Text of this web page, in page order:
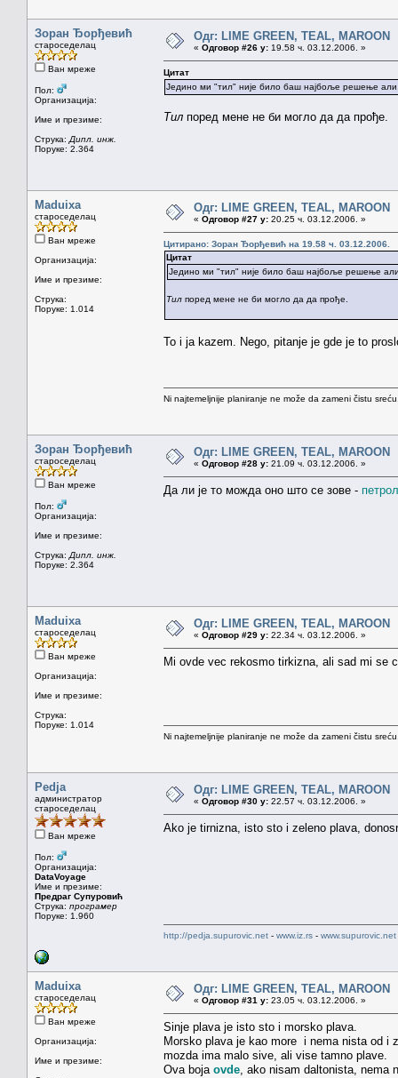
Зоран Ђорђевић
староседелац
Ван мреже
Пол:
Организација:
Име и презиме:
Струка: Дипл. инж.
Поруке: 2.364
Одг: LIME GREEN, TEAL, MAROON
« Одговор #26 у: 19.58 ч. 03.12.2006. »
Цитат
Једино ми "тил" није било баш најбоље решење
Тил поред мене не би могло да да прође.
Maduixa
староседелац
Ван мреже
Организација:
Име и презиме:
Струка:
Поруке: 1.014
Одг: LIME GREEN, TEAL, MAROON
« Одговор #27 у: 20.25 ч. 03.12.2006. »
Цитирано: Зоран Ђорђевић на 19.58 ч. 03.12.2006.
Цитат
Једино ми "тил" није било баш најбоље решење
Тил поред мене не би могло да да прође.
To i ja kazem. Nego, pitanje je gde je to
Ni najtemeljnije planiranje ne može da zameni čistu
Зоран Ђорђевић
староседелац
Ван мреже
Пол:
Организација:
Име и презиме:
Струка: Дипл. инж.
Поруке: 2.364
Одг: LIME GREEN, TEAL, MAROON
« Одговор #28 у: 21.09 ч. 03.12.2006. »
Да ли је то можда оно што се зове -
Maduixa
староседелац
Ван мреже
Организација:
Име и презиме:
Струка:
Поруке: 1.014
Одг: LIME GREEN, TEAL, MAROON
« Одговор #29 у: 22.34 ч. 03.12.2006. »
Mi ovde vec rekosmo tirkizna, ali sad mi se
Ni najtemeljnije planiranje ne može da zameni čistu
Pedja
администратор
староседелац
Ван мреже
Пол:
Организација:
DataVoyage
Име и презиме:
Предраг Супуровић
Струка: програмер
Поруке: 1.960
Одг: LIME GREEN, TEAL, MAROON
« Одговор #30 у: 22.57 ч. 03.12.2006. »
Ako je tirnizna, isto sto i zeleno plava,
http://pedja.supurovic.net - www.iz.rs - www.supurovic.net
Maduixa
староседелац
Ван мреже
Организација:
Име и презиме:
Одг: LIME GREEN, TEAL, MAROON
« Одговор #31 у: 23.05 ч. 03.12.2006. »
Sinje plava je isto sto i morsko plava.
Morsko plava je kao more i nema nista od i
mozda ima malo sive, ali vise tamno plave.
Ova boja ovde , ako nisam daltonista,